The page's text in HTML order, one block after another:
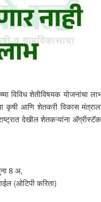
विविध शेतीविषयक
आणि शेतकरी विकास
देखील शेतकऱ्यांना
8 अ,
(ओटिपी करिता)